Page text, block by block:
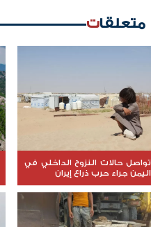
متعلقات
تواصل حالات النزوح الداخلي في
اليمن جراء حرب ذراع إيران